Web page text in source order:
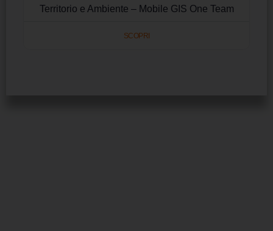
Territorio e Ambiente – Mobile GIS One Team
SCOPRI